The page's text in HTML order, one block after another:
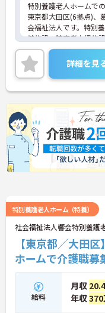
特別養護老人ホームで
東京都大田区(6拠点)、
会福祉法人です。特別
健施設・障害者支援施
ビリテーション・ショ
大級の複合福祉施設です
お客様の満足度向上、
な社会保障をデザイン
導入しながら介護サー
区内に寮がございます
の方は是非ご連絡くださ
年に3日リフレッシュ
で、お休みの相談もし
ご興味のある方は面接
すのでお気軽にお問い
詳細を見
特別養護老人ホーム（特養）
社会福祉法人響会特別養護
【東京都／大田
ホームで介護職募
給料
月収
年収370